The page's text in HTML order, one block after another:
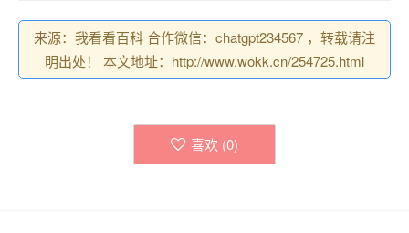
来源：我看看百科 合作微信：chatgpt234567 ，转载请注
明出处！ 本文地址：http://www.wokk.cn/254725.html
喜欢 (0)